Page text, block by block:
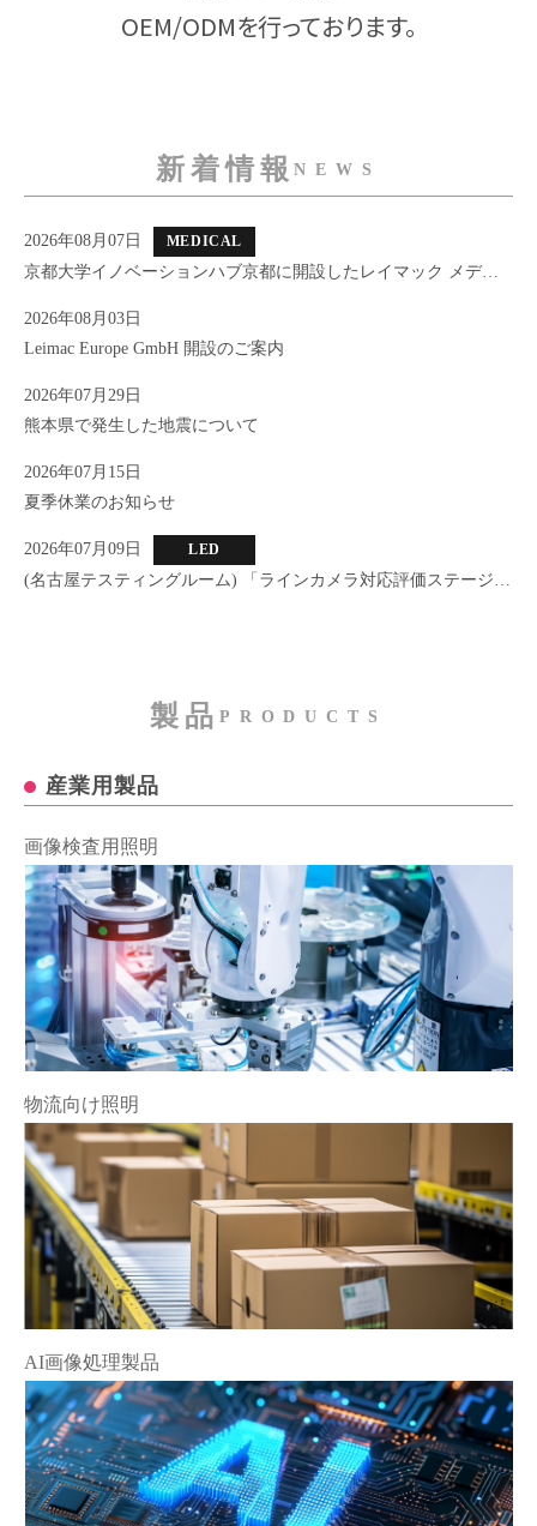
OEM/ODMを行っております。
新着情報NEWS
2026年08月07日 MEDICAL
京都大学イノベーションハブ京都に開設したレイマック メディ
2026年08月03日
Leimac Europe GmbH 開設のご案内
2026年07月29日
熊本県で発生した地震について
2026年07月15日
夏季休業のお知らせ
2026年07月09日 LED
(名古屋テスティングルーム) 「ラインカメラ対応評価ステージ」
製品 PRODUCTS
産業用製品
画像検査用照明
物流向け照明
AI画像処理製品